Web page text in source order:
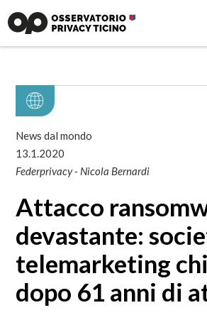
News dal mondo
13.1.2020
Federprivacy - Nicola Bernardi
Attacco
devastante:
telemarketing
dopo 61 anni di